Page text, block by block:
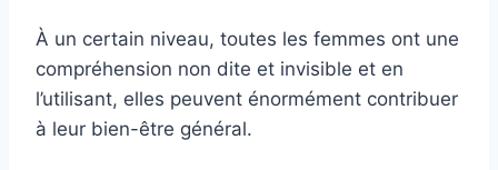
À un certain niveau, toutes les femmes ont une
compréhension non dite et invisible et en
l’utilisant, elles peuvent énormément contribuer
à leur bien-être général.